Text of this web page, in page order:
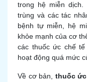
trong hệ miễn
trùng và các tác
bệnh tự miễn, hệ
khỏe mạnh của cơ
các thuốc ức chế
hoạt động quá mức
Về cơ bản, thuốc